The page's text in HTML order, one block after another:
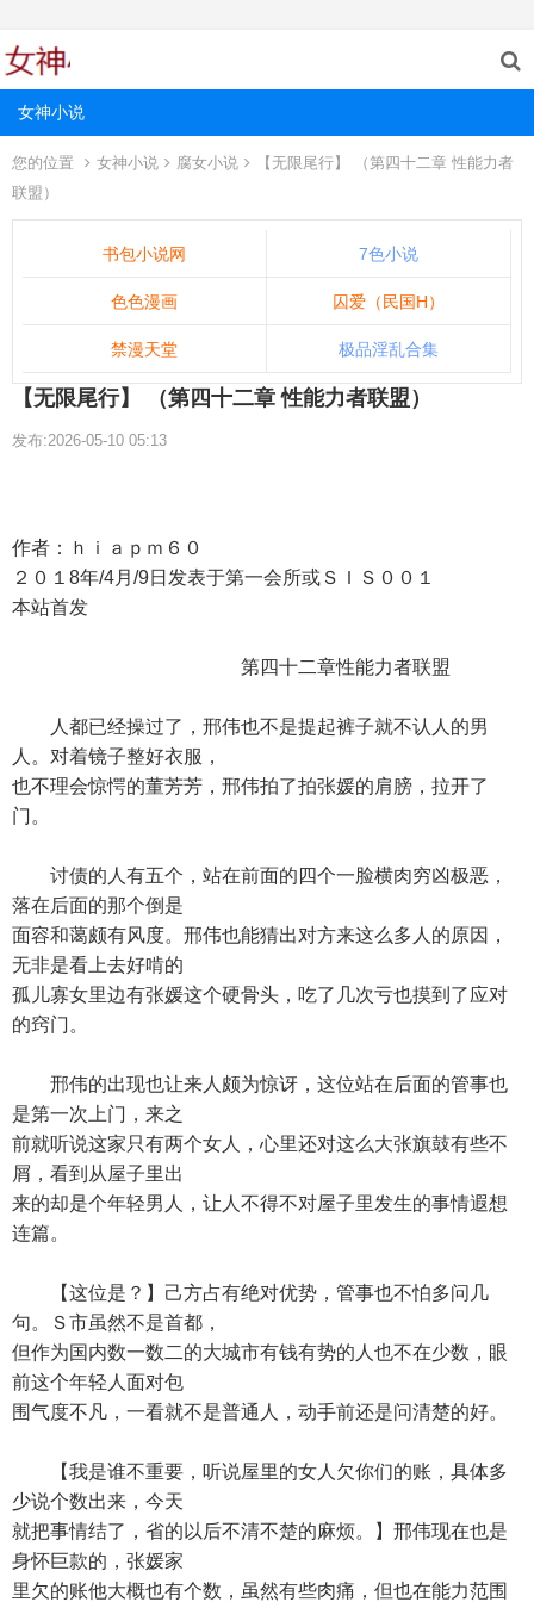
女神小说
您的位置 女神小说 腐女小说
【无限尾行】 （第四十二章 性能力者
联盟）
书包小说网 7色小说
色色漫画 囚爱（民国H）
禁漫天堂 极品淫乱合集
【无限尾行】 （第四十二章 性能力者联盟）
发布:2026-05-10 05:13
作者：ｈｉａｐｍ６０
２０１8年/4月/9日发表于第一会所或ＳＩＳ００１
本站首发
第四十二章性能力者联盟
人都已经操过了，邢伟也不是提起裤子就不认人的男
人。对着镜子整好衣服，
也不理会惊愕的董芳芳，邢伟拍了拍张媛的肩膀，拉开了
门。
讨债的人有五个，站在前面的四个一脸横肉穷凶极恶，
落在后面的那个倒是
面容和蔼颇有风度。邢伟也能猜出对方来这么多人的原因，
无非是看上去好啃的
孤儿寡女里边有张媛这个硬骨头，吃了几次亏也摸到了应对
的窍门。
邢伟的出现也让来人颇为惊讶，这位站在后面的管事也
是第一次上门，来之
前就听说这家只有两个女人，心里还对这么大张旗鼓有些不
屑，看到从屋子里出
来的却是个年轻男人，让人不得不对屋子里发生的事情遐想
连篇。
【这位是？】己方占有绝对优势，管事也不怕多问几
句。Ｓ市虽然不是首都，
但作为国内数一数二的大城市有钱有势的人也不在少数，眼
前这个年轻人面对包
围气度不凡，一看就不是普通人，动手前还是问清楚的好。
【我是谁不重要，听说屋里的女人欠你们的账，具体多
少说个数出来，今天
就把事情结了，省的以后不清不楚的麻烦。】邢伟现在也是
身怀巨款的，张媛家
里欠的账他大概也有个数，虽然有些肉痛，但也在能力范围